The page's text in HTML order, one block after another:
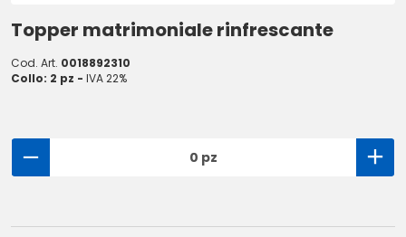
Topper matrimoniale rinfrescante
Cod. Art. 0018892310
Collo: 2 pz - IVA 22%
0 pz